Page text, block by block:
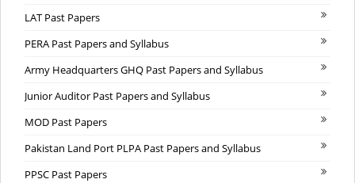
LAT Past Papers
PERA Past Papers and Syllabus
Army Headquarters GHQ Past Papers and Syllabus
Junior Auditor Past Papers and Syllabus
MOD Past Papers
Pakistan Land Port PLPA Past Papers and Syllabus
PPSC Past Papers